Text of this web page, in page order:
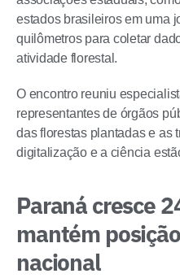
estados brasileiros em uma
quilômetros para coletar
atividade florestal.
O encontro reuniu
representantes de órgãos
das florestas plantadas e as
digitalização e a ciência
Paraná cresce
mantém
nacional